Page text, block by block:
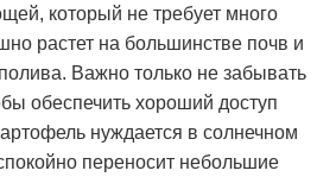
который не требует много
растет на большинстве почв и
Важно только не забывать
обеспечить хороший доступ
нуждается в солнечном
переносит небольшие